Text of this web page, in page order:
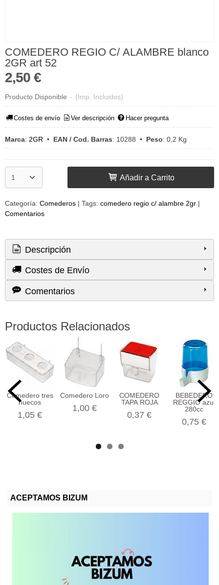
ACEPTAMOS BIZUM
COMEDERO REGIO C/ ALAMBRE blanco
2GR art 52
2,50 €
Producto Disponible - (Imp. Incluidos)
Costes de envío Ver descripción Hacer pregunta
Marca: 2GR • EAN / Cod. Barras: 10288 • Peso: 0,2 Kg
Añadir a Carrito
Categoría: Comederos | Tags: comedero regio c/ alambre 2gr |
Comentarios
Descripción
Costes de Envío
Comentarios
Productos Relacionados
Comedero tres
huecos
1,05 €
Comedero Loro
1,00 €
COMEDERO
TAPA ROJA
0,37 €
BEBEDERO
REGGIO azul
280cc
0,75 €